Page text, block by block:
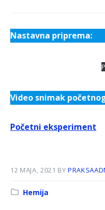
Nastavna priprema:
Video snimak
Početni eksperiment
12 MAJA, 2021 BY
Kategorija:
Hemija